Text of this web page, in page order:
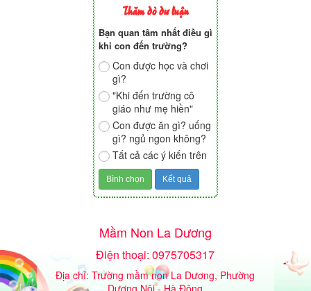
Thăm dò dư luận
Bạn quan tâm nhất điều gì
khi con đến trường?
Con được học và chơi
gì?
"Khi đến trường cô
giáo như mẹ hiền"
Con được ăn gì? uống
gì? ngủ ngon không?
Tất cả các ý kiến trên
Mầm Non La Dương
Điện thoại: 0975705317
Địa chỉ: Trường mầm non La Dương, Phường
Dương Nội - Hà Đông